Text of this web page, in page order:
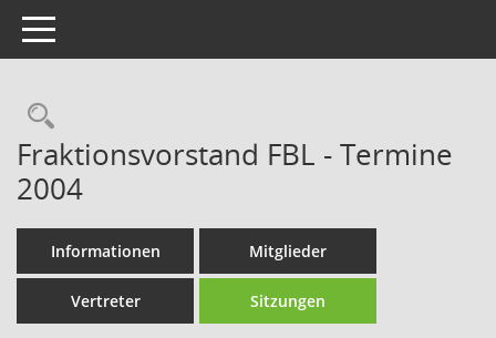
Toggle navigation
Rechercheauswahl
Fraktionsvorstand FBL - Termine
2004
Informationen Mitglieder
Vertreter Sitzungen